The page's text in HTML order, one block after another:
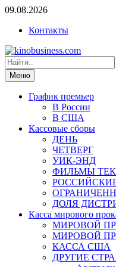
09.08.2026
Контакты
Меню
График премьер
В России
В США
Кассовые сборы
ДЕНЬ
ЧЕТВЕРГ
УИК-ЭНД
ФИЛЬМЫ
ДОЛЯ
Касса мирового
МИРОВОЙ
МИРОВОЙ
КАССА США
ДРУГИЕ